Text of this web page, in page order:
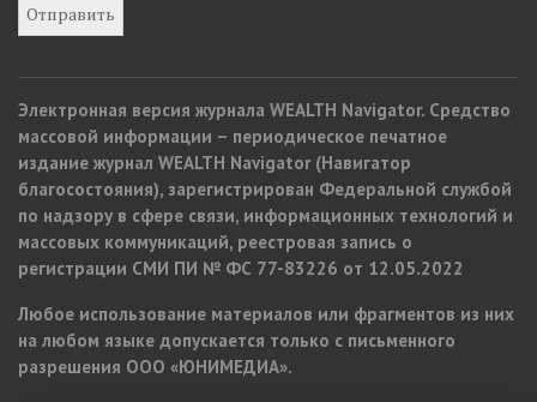
Электронная версия журнала WEALTH Navigator. Средство
массовой информации – периодическое печатное
издание журнал WEALTH Navigator (Навигатор
благосостояния), зарегистрирован Федеральной службой
по надзору в сфере связи, информационных технологий и
массовых коммуникаций, реестровая запись о
регистрации СМИ ПИ № ФС 77-83226 от 12.05.2022
Любое использование материалов или фрагментов из них
на любом языке допускается только с письменного
разрешения ООО «ЮНИМЕДИА».